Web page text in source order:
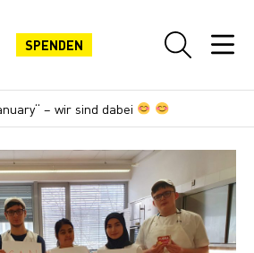
SPENDEN
– wir sind dabei